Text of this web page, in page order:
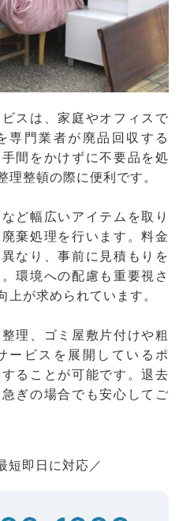
スは、家庭やオフィスで
専門業者が廃品回収する
間をかけずに不要品を処
理整頓の際に便利です。
ど幅広いアイテムを取り
棄処理を行います。料金
なり、事前に見積もりを
環境への配慮も重要視さ
上が求められています。
理、ゴミ屋敷片付けや粗
ービスを展開しているポ
ることが可能です。退去
ぎの場合でも安心してご
短即日に対応／